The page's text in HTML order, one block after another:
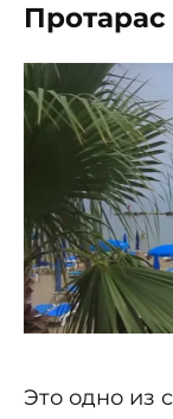
Протарас
Это одно из